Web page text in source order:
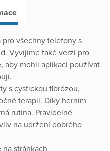
pro všechny telefony s
Vyvíjíme také verzi pro
aby mohli aplikaci používat
s cystickou fibrózou,
terapii. Díky herním
rutina. Pravidelné
na udržení dobrého
stránkách